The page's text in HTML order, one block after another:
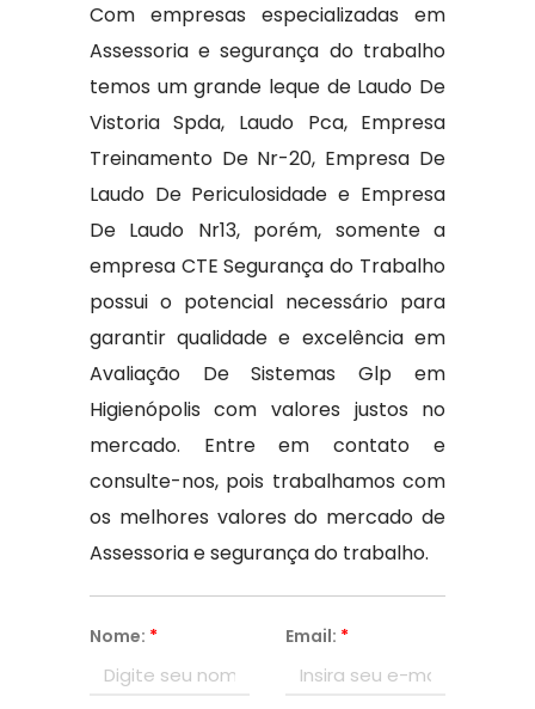
Com empresas especializadas em
Assessoria e segurança do trabalho
temos um grande leque de Laudo De
Vistoria Spda, Laudo Pca, Empresa
Treinamento De Nr-20, Empresa De
Laudo De Periculosidade e Empresa
De Laudo Nr13, porém, somente a
empresa CTE Segurança do Trabalho
possui o potencial necessário para
garantir qualidade e excelência em
Avaliação De Sistemas Glp em
Higienópolis com valores justos no
mercado. Entre em contato e
consulte-nos, pois trabalhamos com
os melhores valores do mercado de
Assessoria e segurança do trabalho.
Nome: * Email: *